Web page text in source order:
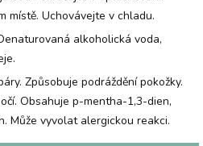
místě. Uchovávejte v chladu.
alkoholická voda,
Způsobuje podráždění pokožky.
Obsahuje p-mentha-1,3-dien,
Může vyvolat alergickou reakci.